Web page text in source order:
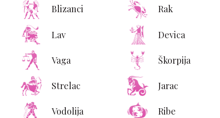
Blizanci Rak
Lav Devica
Vaga Škorpija
Strelac Jarac
Vodolija Ribe